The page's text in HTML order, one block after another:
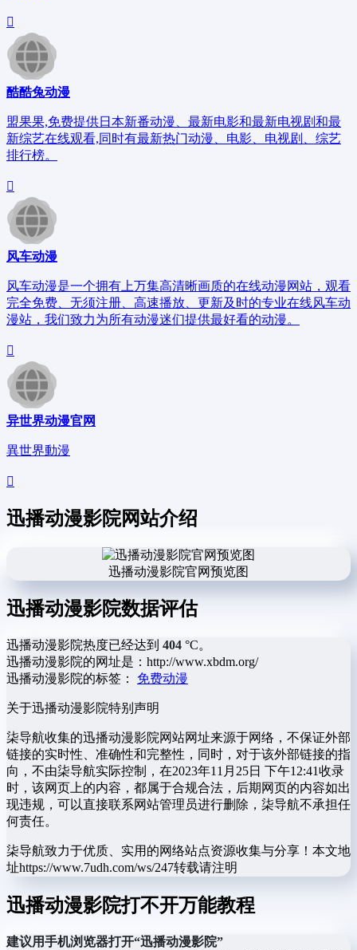
酷酷兔动漫
盟果果,免费提供日本新番动漫、最新电影和最新电视剧和最
新综艺在线观看,同时有最新热门动漫、电影、电视剧、综艺
排行榜。
风车动漫
风车动漫是一个拥有上万集高清晰画质的在线动漫网站，观看
完全免费、无须注册、高速播放、更新及时的专业在线风车动
漫站，我们致力为所有动漫迷们提供最好看的动漫。
异世界动漫官网
異世界動漫
迅播动漫影院网站介绍
迅播动漫影院官网预览图
迅播动漫影院数据评估
迅播动漫影院热度已经达到 404 °C。
迅播动漫影院的网址是：http://www.xbdm.org/
迅播动漫影院的标签： 免费动漫
关于迅播动漫影院特别声明
柒导航收集的迅播动漫影院网站网址来源于网络，不保证外部
链接的实时性、准确性和完整性，同时，对于该外部链接的指
向，不由柒导航实际控制，在2023年11月25日 下午12:41收录
时，该网页上的内容，都属于合规合法，后期网页的内容如出
现违规，可以直接联系网站管理员进行删除，柒导航不承担任
何责任。
柒导航致力于优质、实用的网络站点资源收集与分享！ 本文地
址https://www.7udh.com/ws/247转载请注明
迅播动漫影院打不开万能教程
建议用手机浏览器打开“迅播动漫影院”